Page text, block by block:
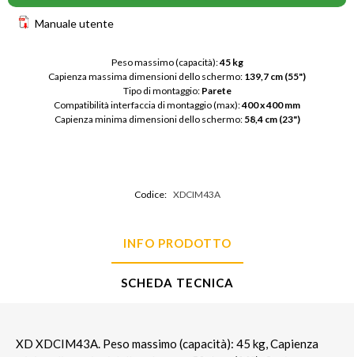
Manuale utente
Peso massimo (capacità): 45 kg
Capienza massima dimensioni dello schermo: 139,7 cm (55")
Tipo di montaggio: Parete
Compatibilità interfaccia di montaggio (max): 400 x 400 mm
Capienza minima dimensioni dello schermo: 58,4 cm (23")
Codice: XDCIM43A
INFO PRODOTTO
SCHEDA TECNICA
XD XDCIM43A. Peso massimo (capacità): 45 kg, Capienza